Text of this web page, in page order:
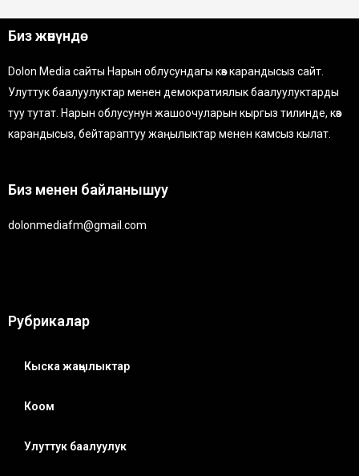
Биз жөнүндө
Dolon Media сайты Нарын облусундагы көз карандысыз сайт.
Улуттук баалуулуктар менен демократиялык баалуулуктарды
туу тутат. Нарын облусунун жашоочуларын кыргыз тилинде, көз
карандысыз, бейтараптуу жаңылыктар менен камсыз кылат.
Биз менен байланышуу
dolonmediafm@gmail.com
Рубрикалар
Кыска жаңылыктар
Коом
Улуттук баалуулук